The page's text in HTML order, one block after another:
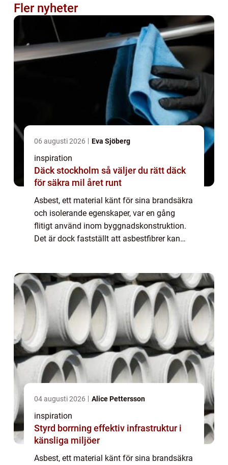
Fler nyheter
06 augusti 2026 Eva Sjöberg
inspiration
Däck stockholm så väljer du rätt däck
för säkra mil året runt
Asbest, ett material känt för sina brandsäkra
och isolerande egenskaper, var en gång
flitigt använd inom byggnadskonstruktion.
Det är dock fastställt att asbestfibrer kan
04 augusti 2026 Alice Pettersson
inspiration
Styrd borrning effektiv infrastruktur i
känsliga miljöer
Asbest, ett material känt för sina brandsäkra